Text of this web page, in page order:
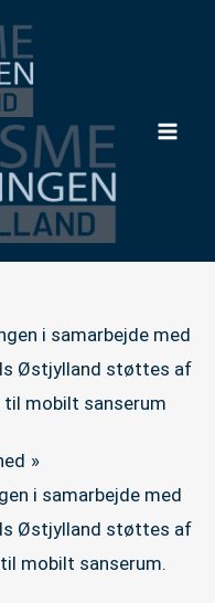
i samarbejde med
Østjylland støttes af
mobilt sanserum.